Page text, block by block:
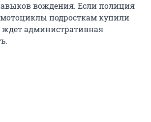
вождения. Если полиция
мотоциклы подросткам купили
ждет административная